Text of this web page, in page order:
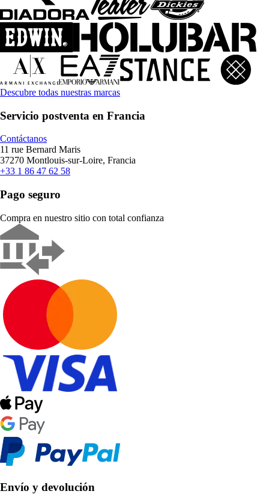
Descubre todas nuestras marcas
Servicio postventa en Francia
Contáctanos
11 rue Bernard Maris
37270 Montlouis-sur-Loire, Francia
+33 1 86 47 62 58
Pago seguro
Compra en nuestro sitio con total confianza
Envío y devolución